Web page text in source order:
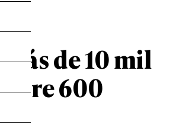
de 10 mil
600